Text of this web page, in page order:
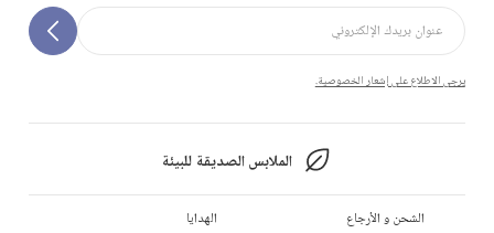
يرجى الاطلاع على إشعار الخصوصية.
الملابس الصديقة للبيئة
الشحن و الأرجاع
الهدايا